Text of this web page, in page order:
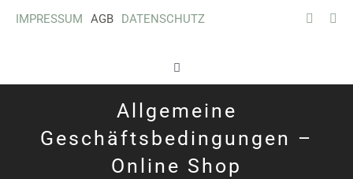
IMPRESSUM AGB DATENSCHUTZ
Toggle
Navigation
Allgemeine
Geschäftsbedingungen –
Online Shop